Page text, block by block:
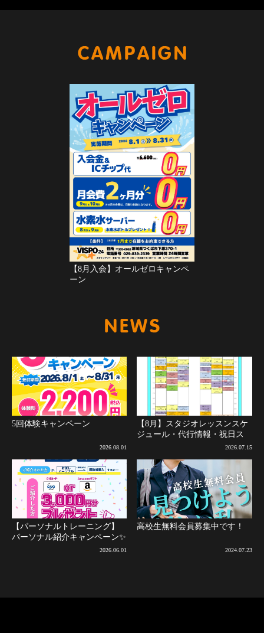
【8月入会】オールゼロキャンペ
ーン
5回体験キャンペーン
2026.08.01
【8月】スタジオレッスンスケ
ジュール・代行情報・祝日ス
ケジュールについて(8月2日更
2026.07.15
【パーソナルトレーニング】
パーソナル紹介キャンペーン✨
2026.06.01
高校生無料会員募集中です！
2024.07.23